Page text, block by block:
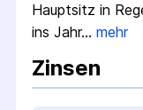
Hauptsitz in
ins Jahr… mehr
Zinsen